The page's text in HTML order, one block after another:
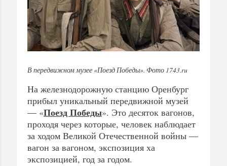
В передвижном музее «Поезд Победы». Фото 1743.ru
На железнодорожную станцию Оренбург
прибыл уникальный передвижной музей
— «Поезд Победы». Это десяток вагонов,
проходя через которые, человек наблюдает
за ходом Великой Отечественной войны —
вагон за вагоном, экспозиция ха
экспозицией, год за годом.